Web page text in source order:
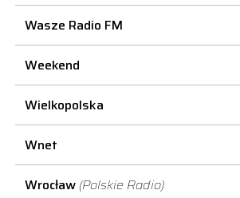
Wasze Radio FM
Weekend
Wielkopolska
Wnet
Wrocław (Polskie Radio)